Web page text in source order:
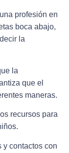
profesión en
boca abajo,
la
la
que el
maneras.
recursos para
y contactos con